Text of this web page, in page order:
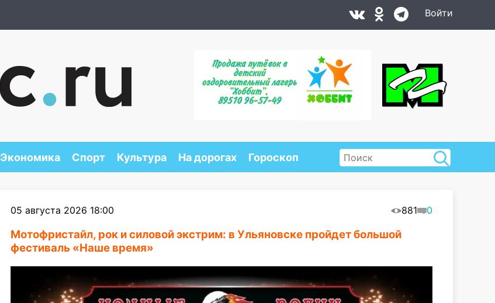
Войти
Экономика Спорт Культура На дорогах Гороскоп
05 августа 2026 18:00 881 0
Мотофристайл, рок и силовой экстрим: в Ульяновске пройдет большой
фестиваль «Наше время»